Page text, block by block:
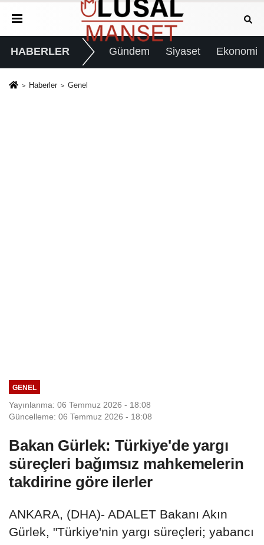
HABERLER Gündem Siyaset Ekonomi
Haberler Genel
GENEL
Yayınlanma: 06 Temmuz 2026 - 18:08
Güncelleme: 06 Temmuz 2026 - 18:08
Bakan Gürlek: Türkiye'de yargı
süreçleri bağımsız mahkemelerin
takdirine göre ilerler
ANKARA, (DHA)- ADALET Bakanı Akın
Gürlek, "Türkiye'nin yargı süreçleri; yabancı